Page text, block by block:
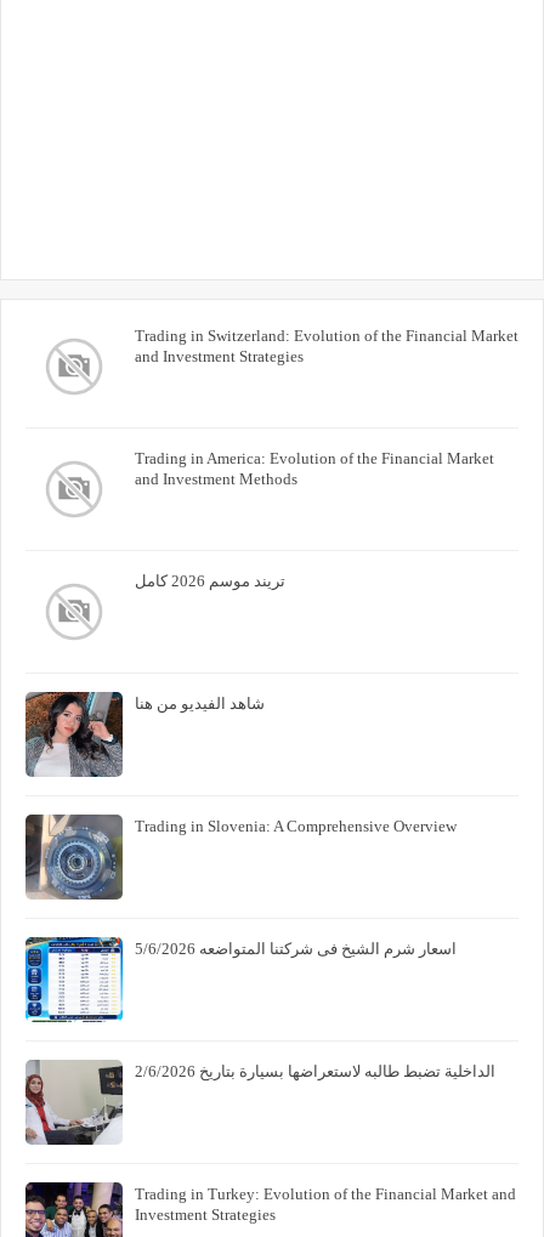
Trading in Switzerland: Evolution of the Financial Market
and Investment Strategies
Trading in America: Evolution of the Financial Market
and Investment Methods
تريند موسم 2026 كامل
شاهد الفيديو من هنا
Trading in Slovenia: A Comprehensive Overview
اسعار شرم الشيخ فى شركتنا المتواضعه 5/6/2026
الداخلية تضبط طالبه لاستعراضها بسيارة بتاريخ 2/6/2026
Trading in Turkey: Evolution of the Financial Market and
Investment Strategies